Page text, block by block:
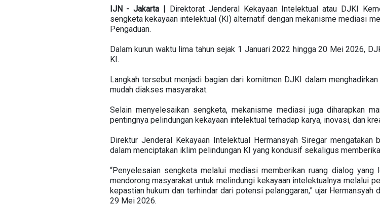
IJN - Jakarta | Direktorat Jenderal Kekayaan Intelektual atau DJKI
sengketa kekayaan intelektual (KI) alternatif dengan mekanisme mediasi
Pengaduan.
Dalam kurun waktu lima tahun sejak 1 Januari 2022 hingga 20 Mei 2026,
KI.
Langkah tersebut menjadi bagian dari komitmen DJKI dalam
mudah diakses masyarakat.
Selain menyelesaikan sengketa, mekanisme mediasi juga diharapkan
pentingnya pelindungan kekayaan intelektual terhadap karya, inovasi, dan
Direktur Jenderal Kekayaan Intelektual Hermansyah Siregar
dalam menciptakan iklim pelindungan KI yang kondusif sekaligus
“Penyelesaian sengketa melalui mediasi memberikan ruang dialog
mendorong masyarakat untuk melindungi kekayaan intelektualnya melalui
kepastian hukum dan terhindar dari potensi pelanggaran,” ujar
29 Mei 2026.